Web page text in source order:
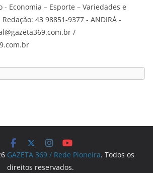
Economia – Esporte – Variedades e
43 98851-9377 - ANDIRÁ -
/
GAZETA 369 / Rede Pioneira. Todos os
direitos reservados.